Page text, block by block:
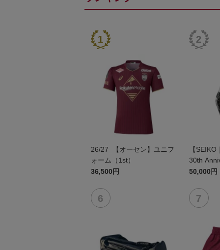
26/27_【オーセン】ユニフ
ォーム（1st）
36,500円
【SEIKO
30th
50,000円